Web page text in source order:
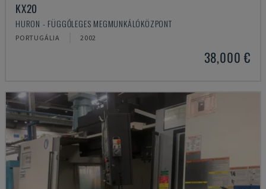
KX20
HURON - FÜGGŐLEGES MEGMUNKÁLÓKÖZPONT
PORTUGÁLIA 2002
38,000 €